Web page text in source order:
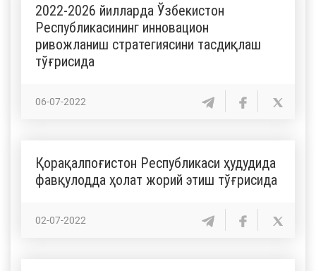
2022-2026 йилларда Ўзбекистон
Республикасининг инновацион
ривожланиш стратегиясини тасдиқлаш
тўғрисида
06-07-2022
Қорақалпоғистон Республикаси ҳудудида
фавқулодда ҳолат жорий этиш тўғрисида
02-07-2022